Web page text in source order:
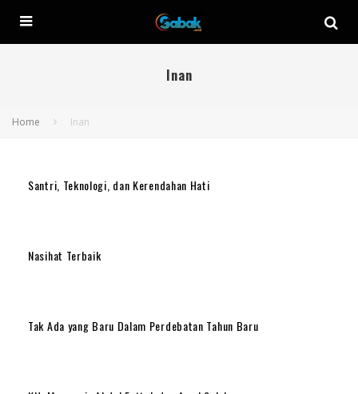
Inan
Home Inan
Santri, Teknologi, dan Kerendahan Hati
Nasihat Terbaik
Tak Ada yang Baru Dalam Perdebatan Tahun Baru